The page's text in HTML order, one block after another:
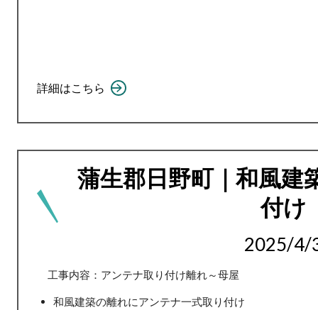
詳細はこちら
蒲生郡日野町｜和風建
付け
2025/4/
工事内容：アンテナ取り付け離れ～母屋
和風建築の離れにアンテナ一式取り付け